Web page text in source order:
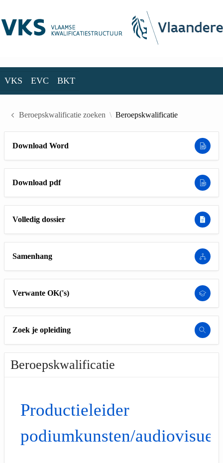
VKS EVC BKT
Beroepskwalificatie zoeken Beroepskwalificatie
Download Word
Download pdf
Volledig dossier
Samenhang
Verwante OK('s)
Zoek je opleiding
Beroepskwalificatie
Productieleider
podiumkunsten/